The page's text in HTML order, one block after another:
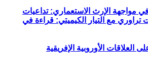
في مواجهة الإرث الاستعماري: تداعيات
العلاقات الأوروبية الإفريقية
مع التيار الكيميتي: قراءة في